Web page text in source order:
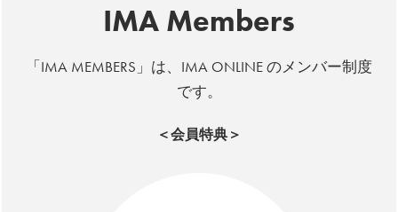
IMA Members
「IMA MEMBERS」は、IMA ONLINE のメンバー制度
です。
＜会員特典＞